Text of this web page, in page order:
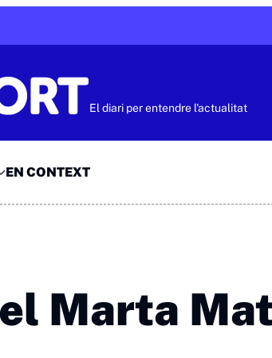
El diari per entendre l'actualitat
EN CONTEXT
Marta